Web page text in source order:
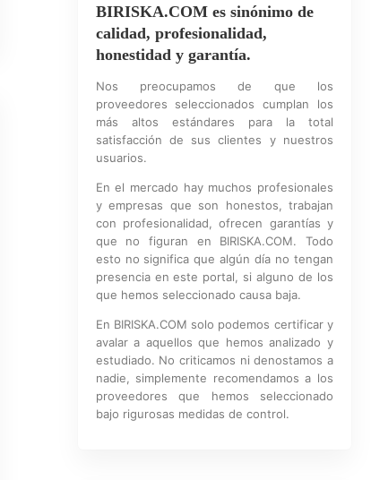
BIRISKA.COM es sinónimo de
calidad, profesionalidad,
honestidad y garantía.
Nos preocupamos de que los
proveedores seleccionados cumplan los
más altos estándares para la total
satisfacción de sus clientes y nuestros
usuarios.
En el mercado hay muchos profesionales
y empresas que son honestos, trabajan
con profesionalidad, ofrecen garantías y
que no figuran en BIRISKA.COM. Todo
esto no significa que algún día no tengan
presencia en este portal, si alguno de los
que hemos seleccionado causa baja.
En BIRISKA.COM solo podemos certificar y
avalar a aquellos que hemos analizado y
estudiado. No criticamos ni denostamos a
nadie, simplemente recomendamos a los
proveedores que hemos seleccionado
bajo rigurosas medidas de control.